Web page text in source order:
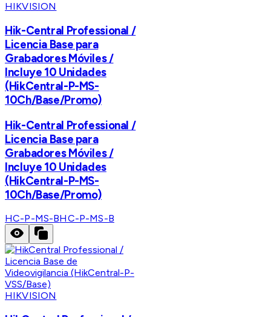
HIKVISION
Hik-Central Professional /
Licencia Base para
Grabadores Móviles /
Incluye 10 Unidades
(HikCentral-P-MS-
10Ch/Base/Promo)
Hik-Central Professional /
Licencia Base para
Grabadores Móviles /
Incluye 10 Unidades
(HikCentral-P-MS-
10Ch/Base/Promo)
HC-P-MS-BHC-P-MS-B
HIKVISION